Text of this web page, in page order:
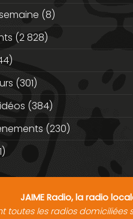
(8)
(2 828)
(301)
(384)
(230)
JAIME Radio, la radio
toutes les radios